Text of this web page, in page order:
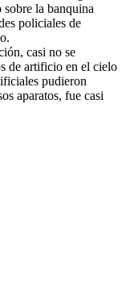
la banquina
policiales de
casi no se
de artificio en el cielo
pudieron
aparatos, fue casi